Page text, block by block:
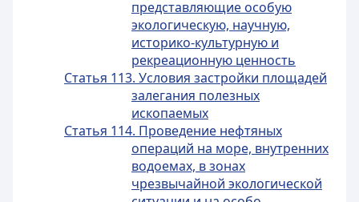
представляющие особую
экологическую, научную,
историко-культурную и
рекреационную ценность
Статья 113. Условия застройки площадей
залегания полезных
ископаемых
Статья 114. Проведение нефтяных
операций на море, внутренних
водоемах, в зонах
чрезвычайной экологической